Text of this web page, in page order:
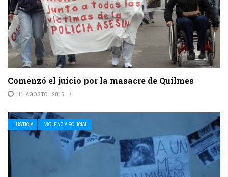
Comenzó el juicio por la masacre de Quilmes
11 AGOSTO, 2015
JUSTICIA VIOLENCIA POLICIAL